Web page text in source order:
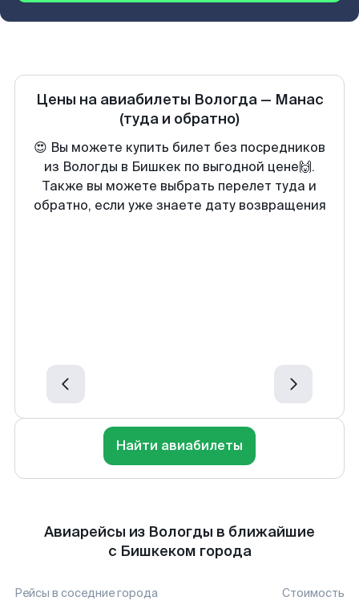
Цены на авиабилеты Вологда— Манас
(туда и обратно)
😍 Вы можете купить билет без посредников
из Вологды в Бишкек по выгодной цене🙌.
Также вы можете выбрать перелет туда и
обратно, если уже знаете дату возвращения
Найти авиабилеты
Авиарейсы из Вологды в ближайшие
с Бишкеком города
Рейсы в соседние города Стоимость